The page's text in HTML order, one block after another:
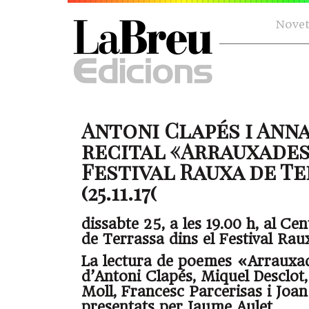
Antoni Clapés i
recital
Festival Rauxa de
(25.11.17(
dissabte 25, a les 19.00 h, al
de Terrassa dins el Festival
La lectura de poemes
d’Antoni Clapés, Miquel
Moll, Francesc Parcerisas i